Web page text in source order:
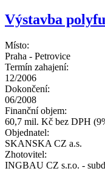
Výstavba
Místo:
Praha - Petrovice
Termín zahajení:
12/2006
Dokončení:
06/2008
Finanční objem:
60,7 mil. Kč bez DPH
Objednatel:
SKANSKA CZ a.s.
Zhotovitel:
INGBAU CZ s.r.o. -